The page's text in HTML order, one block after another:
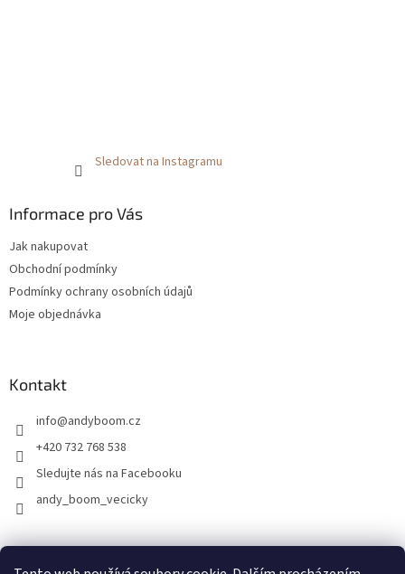
Sledovat na Instagramu
Informace pro Vás
Jak nakupovat
Obchodní podmínky
Podmínky ochrany osobních údajů
Moje objednávka
Kontakt
info@andyboom.cz
+420 732 768 538
Sledujte nás na Facebooku
andy_boom_vecicky